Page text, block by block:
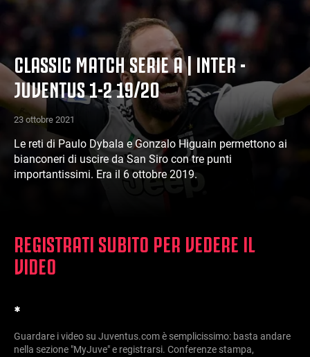
BIANCONERI
VIDEO
ALTRO
CLASSIC MATCH SERIE A | INTER -
JUVENTUS 1-2 19/20
23 ottobre 2021
Le reti di Paulo Dybala e Gonzalo Higuain permettono ai
bianconeri di uscire da San Siro con tre punti
importantissimi. Era il 6 ottobre 2019.
REGISTRATI SUBITO PER VEDERE IL
VIDEO
*
Guardare i video su Juventus.com è semplicissimo: basta andare
nella sezione "MyJuve" e registrarsi. Conferenze stampa,